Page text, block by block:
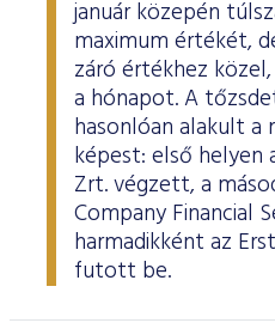
január közepén
maximum értékét,
záró értékhez
a hónapot. A
hasonlóan alakult
képest: első helyen
Zrt. végzett, a
Company Financial
harmadikként az
futott be.